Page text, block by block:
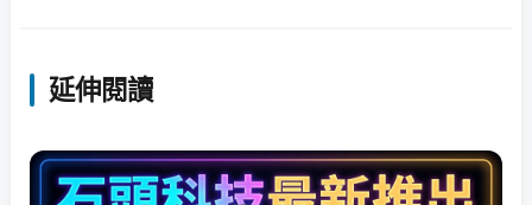
延伸閱讀